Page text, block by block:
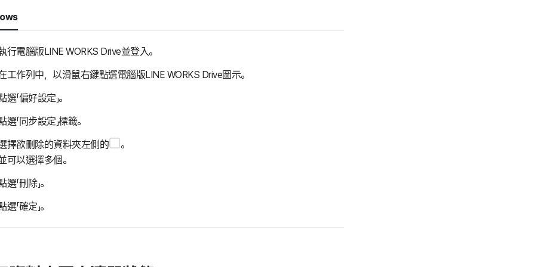
行電腦版LINE WORKS Drive並登入。
工作列中，以滑鼠右鍵點選電腦版LINE WORKS Drive圖示。
選「偏好設定」。
選「同步設定」標籤。
擇欲刪除的資料夾左側的
。
可以選擇多個。
選「刪除」。
選「確定」。